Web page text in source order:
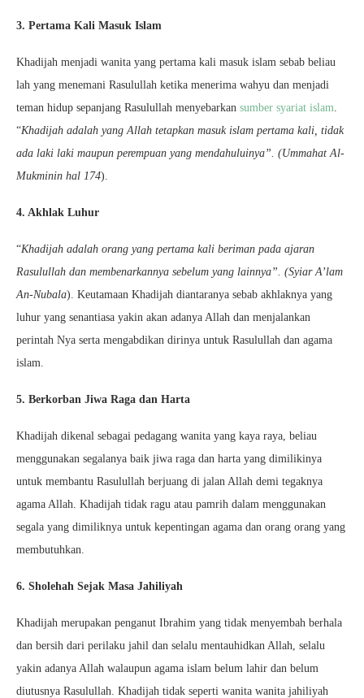
3. Pertama Kali Masuk Islam
Khadijah menjadi wanita yang pertama kali masuk islam sebab beliau
lah yang menemani Rasulullah ketika menerima wahyu dan menjadi
teman hidup sepanjang Rasulullah menyebarkan sumber syariat islam.
“Khadijah adalah yang Allah tetapkan masuk islam pertama kali, tidak
ada laki laki maupun perempuan yang mendahuluinya”. (Ummahat Al-
Mukminin hal 174).
4. Akhlak Luhur
“Khadijah adalah orang yang pertama kali beriman pada ajaran
Rasulullah dan membenarkannya sebelum yang lainnya”. (Syiar A’lam
An-Nubala). Keutamaan Khadijah diantaranya sebab akhlaknya yang
luhur yang senantiasa yakin akan adanya Allah dan menjalankan
perintah Nya serta mengabdikan dirinya untuk Rasulullah dan agama
islam.
5. Berkorban Jiwa Raga dan Harta
Khadijah dikenal sebagai pedagang wanita yang kaya raya, beliau
menggunakan segalanya baik jiwa raga dan harta yang dimilikinya
untuk membantu Rasulullah berjuang di jalan Allah demi tegaknya
agama Allah. Khadijah tidak ragu atau pamrih dalam menggunakan
segala yang dimiliknya untuk kepentingan agama dan orang orang yang
membutuhkan.
6. Sholehah Sejak Masa Jahiliyah
Khadijah merupakan penganut Ibrahim yang tidak menyembah berhala
dan bersih dari perilaku jahil dan selalu mentauhidkan Allah, selalu
yakin adanya Allah walaupun agama islam belum lahir dan belum
diutusnya Rasulullah. Khadijah tidak seperti wanita wanita jahiliyah